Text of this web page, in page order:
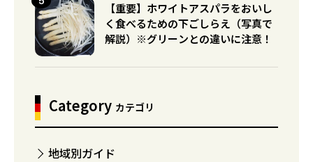
【重要】ホワイトアスパラをおいし
く食べるための下ごしらえ（写真で
解説）※グリーンとの違いに注意！
Category カテゴリ
地域別ガイド